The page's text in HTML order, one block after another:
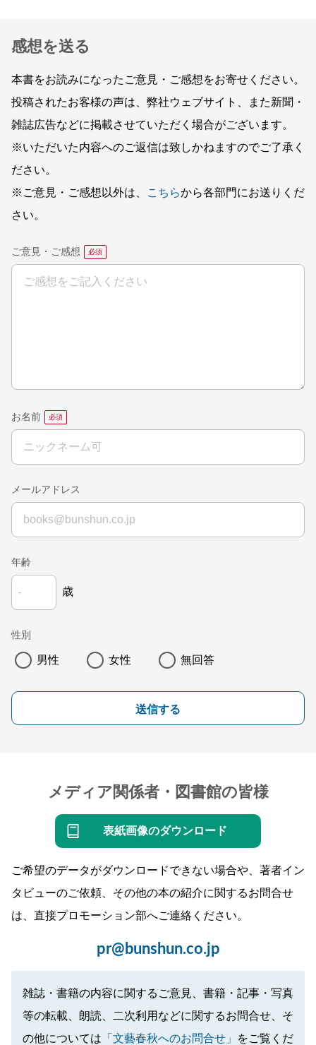
感想を送る
本書をお読みになったご意見・ご感想をお寄せください。
投稿されたお客様の声は、弊社ウェブサイト、また新聞・
雑誌広告などに掲載させていただく場合がございます。
※いただいた内容へのご返信は致しかねますのでご了承く
ださい。
※ご意見・ご感想以外は、
こちらから各部門にお送りくだ
さい。
ご意見・ご感想
お名前
メールアドレス
年齢
歳
性別
男性 女性 無回答
送信する
メディア関係者・図書館の皆様
表紙画像のダウンロード
ご希望のデータがダウンロードできない場合や、著者イン
タビューのご依頼、その他の本の紹介に関するお問合せ
は、直接プロモーション部へご連絡ください。
pr@bunshun.co.jp
雑誌・書籍の内容に関するご意見、書籍・記事・写真
等の転載、朗読、二次利用などに関するお問合せ、そ
の他については 「文藝春秋へのお問合せ」 をご覧くだ